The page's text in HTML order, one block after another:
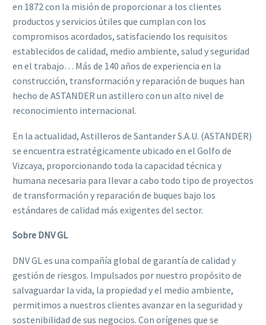
en 1872 con la misión de proporcionar a los clientes
productos y servicios útiles que cumplan con los
compromisos acordados, satisfaciendo los requisitos
establecidos de calidad, medio ambiente, salud y seguridad
en el trabajo… Más de 140 años de experiencia en la
construcción, transformación y reparación de buques han
hecho de ASTANDER un astillero con un alto nivel de
reconocimiento internacional.
En la actualidad, Astilleros de Santander S.A.U. (ASTANDER)
se encuentra estratégicamente ubicado en el Golfo de
Vizcaya, proporcionando toda la capacidad técnica y
humana necesaria para llevar a cabo todo tipo de proyectos
de transformación y reparación de buques bajo los
estándares de calidad más exigentes del sector.
Sobre DNV GL
DNV GL es una compañía global de garantía de calidad y
gestión de riesgos. Impulsados por nuestro propósito de
salvaguardar la vida, la propiedad y el medio ambiente,
permitimos a nuestros clientes avanzar en la seguridad y
sostenibilidad de sus negocios. Con orígenes que se